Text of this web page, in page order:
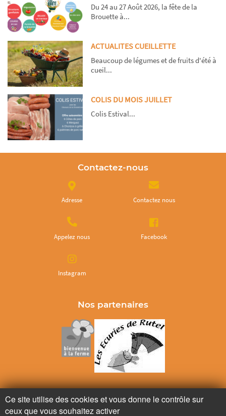
Du 24 au 27 Août 2026, la fête de la
Brouette à...
ACTUALITES CUEILLETTE
Beaucoup de légumes et de fruits d'été à
cueil...
COLIS DU MOIS JUILLET
Colis Estival...
Contactez-nous
Adresse Contactez nous
Appelez nous Facebook
Instagram
Nos partenaires
Ne ratez plus rien,
Abonnez-vous à notre newsletter
Ce site utilise des cookies et vous donne le contrôle sur
ceux que vous souhaitez activer